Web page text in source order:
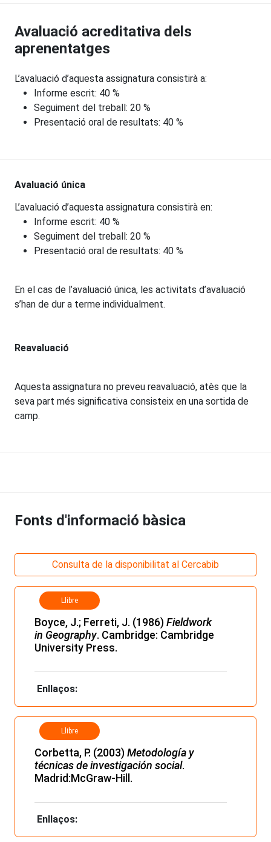
Avaluació acreditativa dels
aprenentatges
L’avaluació d’aquesta assignatura consistirà a:
Informe escrit: 40 %
Seguiment del treball: 20 %
Presentació oral de resultats: 40 %
Avaluació única
L’avaluació d’aquesta assignatura consistirà en:
Informe escrit: 40 %
Seguiment del treball: 20 %
Presentació oral de resultats: 40 %
En el cas de l’avaluació única, les activitats d’avaluació
s’han de dur a terme individualment.
Reavaluació
Aquesta assignatura no preveu reavaluació, atès que la
seva part més significativa consisteix en una sortida de
camp.
Fonts d'informació bàsica
Consulta de la disponibilitat al Cercabib
Llibre
Boyce, J.; Ferreti, J. (1986)Fieldwork
in Geography. Cambridge: Cambridge
University Press.
Enllaços:
Llibre
Corbetta, P. (2003)Metodología y
técnicas de investigación social.
Madrid:McGraw-Hill.
Enllaços: